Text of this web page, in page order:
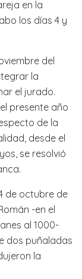
en la
los días 4 y
del
la
el jurado.
presente año
de la
desde el
se resolvió
de octubre de
-en el
al 1000-
dos puñaladas
la